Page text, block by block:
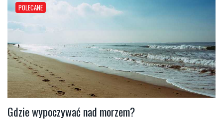
POLECANE
Gdzie wypoczywać nad morzem?